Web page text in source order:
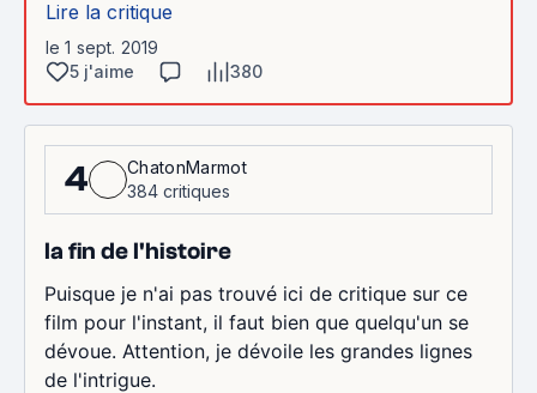
Lire la critique
le 1 sept. 2019
5 j'aime
380
4
ChatonMarmot
384 critiques
la fin de l'histoire
Puisque je n'ai pas trouvé ici de critique sur ce
film pour l'instant, il faut bien que quelqu'un se
dévoue. Attention, je dévoile les grandes lignes
de l'intrigue.